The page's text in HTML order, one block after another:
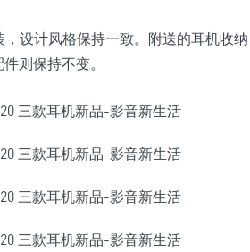
设计风格保持一致。附送的耳机收纳
则保持不变。